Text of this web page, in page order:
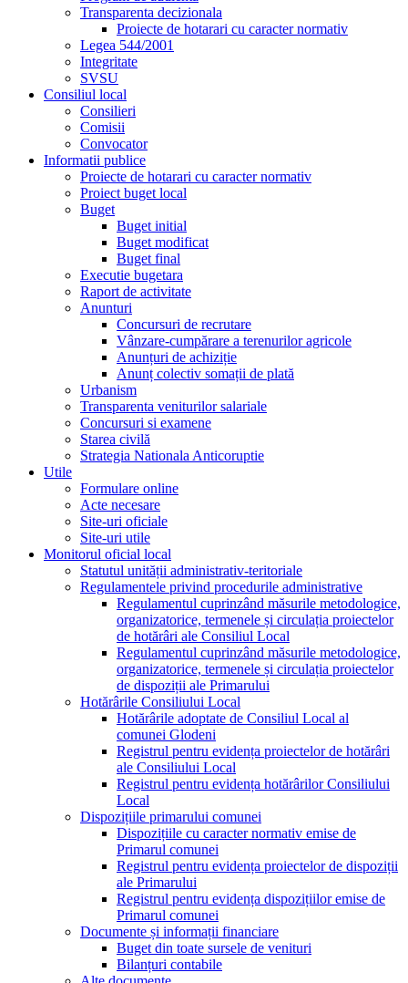
Transparenta decizionala
Proiecte de hotarari cu caracter normativ
Legea 544/2001
Integritate
SVSU
Consiliul local
Consilieri
Comisii
Convocator
Informatii publice
Proiecte de hotarari cu caracter normativ
Proiect buget local
Buget
Buget initial
Buget modificat
Buget final
Executie bugetara
Raport de activitate
Anunturi
Concursuri de recrutare
Vânzare-cumpărare a terenurilor agricole
Anunțuri de achiziție
Anunț colectiv somații de plată
Urbanism
Transparenta veniturilor salariale
Concursuri si examene
Starea civilă
Strategia Nationala Anticoruptie
Utile
Formulare online
Acte necesare
Site-uri oficiale
Site-uri utile
Monitorul oficial local
Statutul unității administrativ-teritoriale
Regulamentele privind procedurile administrative
Regulamentul cuprinzând măsurile metodologice,
organizatorice, termenele și circulația proiectelor
de hotărâri ale Consiliul Local
Regulamentul cuprinzând măsurile metodologice,
organizatorice, termenele și circulația proiectelor
de dispoziții ale Primarului
Hotărârile Consiliului Local
Hotărârile adoptate de Consiliul Local al
comunei Glodeni
Registrul pentru evidența proiectelor de hotărâri
ale Consiliului Local
Registrul pentru evidența hotărârilor Consiliului
Local
Dispozițiile primarului comunei
Dispozițiile cu caracter normativ emise de
Primarul comunei
Registrul pentru evidența proiectelor de dispoziții
ale Primarului
Registrul pentru evidența dispozițiilor emise de
Primarul comunei
Documente și informații financiare
Buget din toate sursele de venituri
Bilanțuri contabile